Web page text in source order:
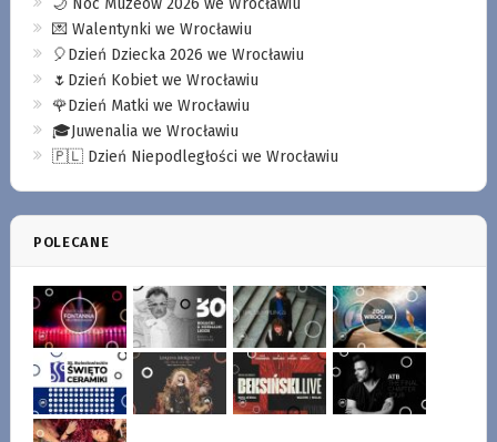
💌 Walentynki we Wrocławiu
🎈Dzień Dziecka 2026 we Wrocławiu
🌷Dzień Kobiet we Wrocławiu
🌹Dzień Matki we Wrocławiu
🎓Juwenalia we Wrocławiu
🇵🇱 Dzień Niepodległości we Wrocławiu
POLECANE